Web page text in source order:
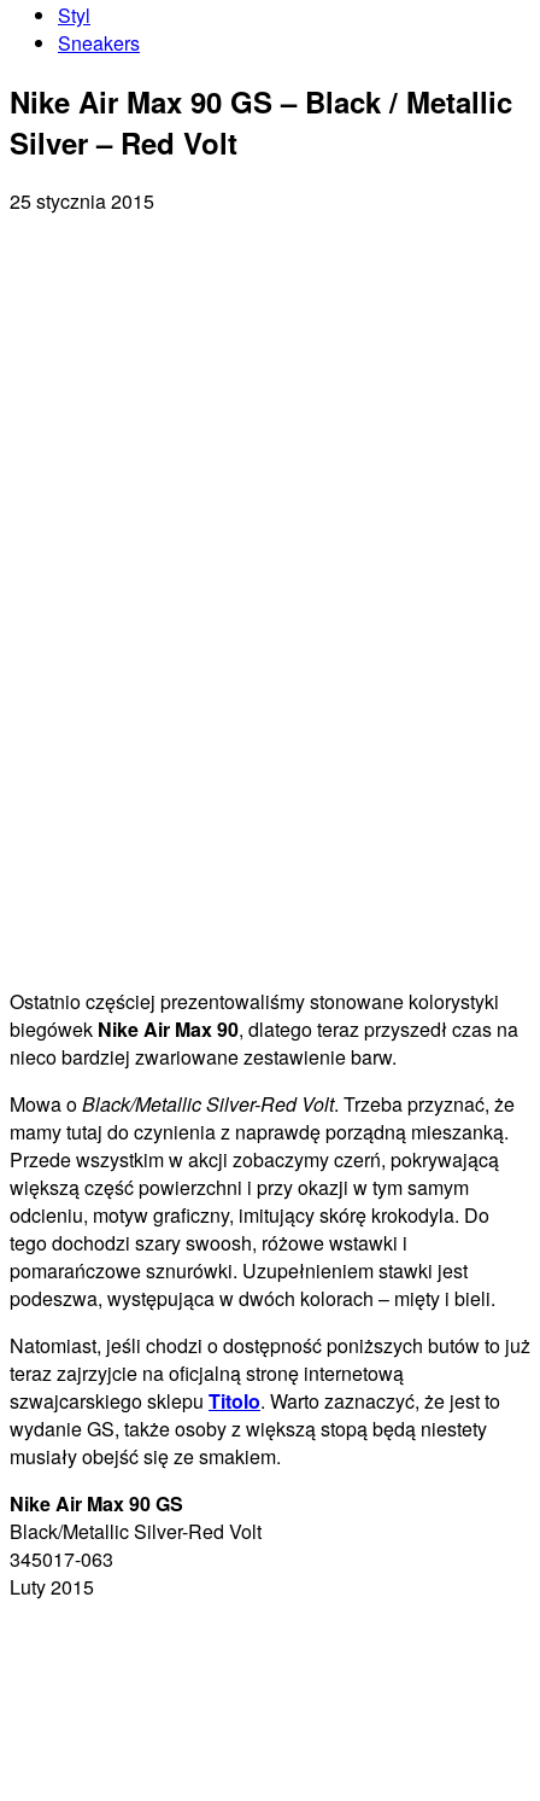
Styl
Sneakers
Nike Air Max 90 GS – Black / Metallic
Silver – Red Volt
25 stycznia 2015
Ostatnio częściej prezentowaliśmy stonowane kolorystyki
biegówek Nike Air Max 90, dlatego teraz przyszedł czas na
nieco bardziej zwariowane zestawienie barw.
Mowa oBlack/Metallic Silver-Red Volt. Trzeba przyznać, że
mamy tutaj do czynienia z naprawdę porządną mieszanką.
Przede wszystkim w akcji zobaczymy czerń, pokrywającą
większą część powierzchni i przy okazji w tym samym
odcieniu, motyw graficzny, imitujący skórę krokodyla. Do
tego dochodzi szary swoosh, różowe wstawki i
pomarańczowe sznurówki. Uzupełnieniem stawki jest
podeszwa, występująca w dwóch kolorach – mięty i bieli.
Natomiast, jeśli chodzi o dostępność poniższych butów to już
teraz zajrzyjcie na oficjalną stronę internetową
szwajcarskiego sklepu Titolo. Warto zaznaczyć, że jest to
wydanie GS, także osoby z większą stopą będą niestety
musiały obejść się ze smakiem.
Nike Air Max 90 GS
Black/Metallic Silver-Red Volt
345017-063
Luty 2015